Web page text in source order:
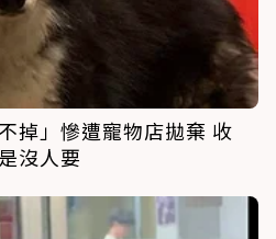
掉」慘遭寵物店拋棄 收
沒人要